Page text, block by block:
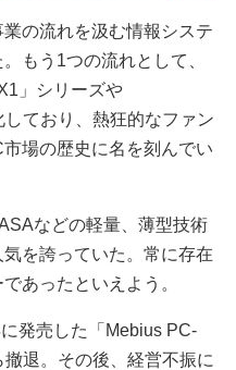
の流れを汲む情報システ
もう1つの流れとして、
」シリーズや
しており、熱狂的なファン
場の歴史に名を刻んでい
などの軽量、薄型技術
を誇っていた。常に存在
あったといえよう。
発売した「Mebius PC-
退。その後、経営不振に